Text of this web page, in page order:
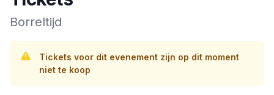
Borreltijd
Tickets voor dit evenement zijn op dit moment
niet te koop